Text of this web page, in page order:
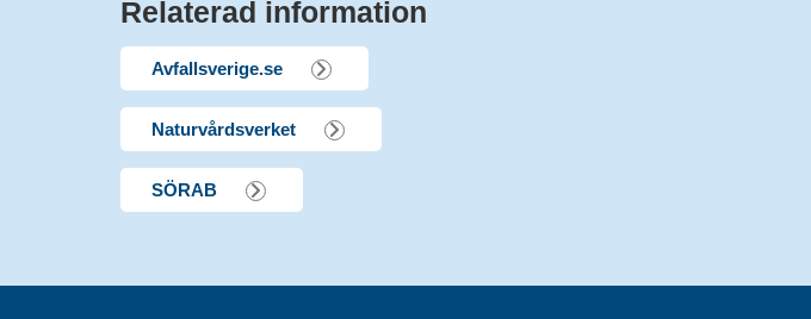
Relaterad information
Avfallsverige.se
Naturvårdsverket
SÖRAB